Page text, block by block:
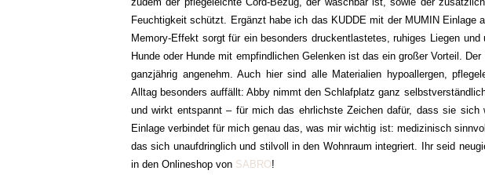
Feuchtigkeit schützt. Ergänzt habe ich das KUDDE mit der MUMIN
Memory-Effekt sorgt für ein besonders druckentlastetes, ruhiges Liegen
Hunde oder Hunde mit empfindlichen Gelenken ist das ein großer Vorteil.
ganzjährig angenehm. Auch hier sind alle Materialien hypoallergen,
Alltag besonders auffällt: Abby nimmt den Schlafplatz ganz
und wirkt entspannt – für mich das ehrlichste Zeichen dafür, dass sie sich
Einlage verbindet für mich genau das, was mir wichtig ist: medizinisch
das sich unaufdringlich und stilvoll in den Wohnraum integriert. Ihr seid
in den Onlineshop von SABRO!